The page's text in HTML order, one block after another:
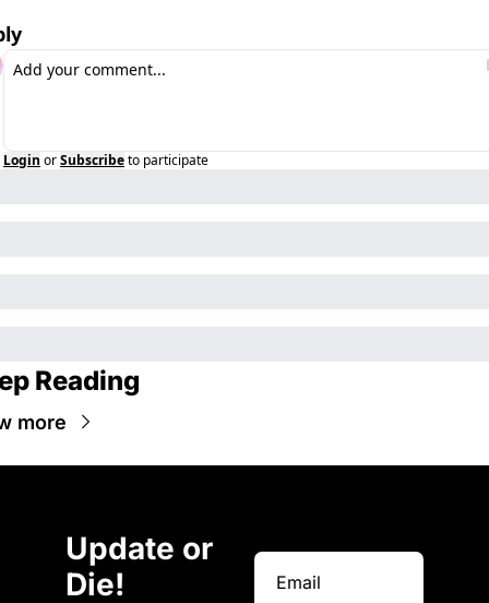
Login orSubscribeto participate
Reading
more
Update or
Die!